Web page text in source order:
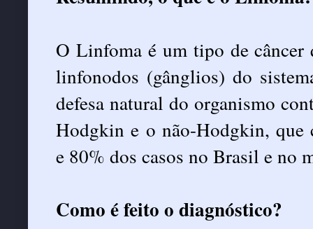
O Linfoma é um tipo de câncer
linfonodos (gânglios) do
defesa natural do organismo
Hodgkin e o não-Hodgkin, que
e 80% dos casos no Brasil e no
Como é feito o diagnóstico?